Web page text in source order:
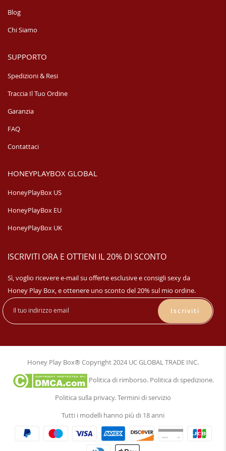
Blog
Chi Siamo
SUPPORTO
Spedizioni & Resi
Traccia Il Tuo Ordine
Garanzia
FAQ
Contattaci
HONEYPLAYBOX GLOBAL
HoneyPlayBox US
HoneyPlayBox EU
HoneyPlayBox UK
ISCRIVITI ORA E OTTIENI IL 20% DI SCONTO
Sì, voglio ricevere e-mail su offerte esclusive e consigli sexy da
Honey Play Box, e ottenere uno sconto del 20% sul mio ordine.
Iscriviti
Honey Play Box® Copyright 2024 UC GLOBAL TRADE INC.
Politica di rimborso. Politica di spedizione.
Politica sulla privacy.Termini di servizio
Tutti i modelli hanno più di 18 anni